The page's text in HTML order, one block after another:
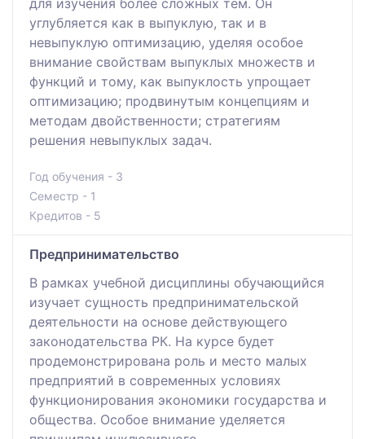
углубляется как в выпуклую, так и в
невыпуклую оптимизацию, уделяя особое
внимание свойствам выпуклых множеств и
функций и тому, как выпуклость упрощает
оптимизацию; продвинутым концепциям и
методам двойственности; стратегиям
решения невыпуклых задач.
Год обучения - 3
Семестр - 1
Кредитов - 5
Предпринимательство
В рамках учебной дисциплины обучающийся
изучает сущность предпринимательской
деятельности на основе действующего
законодательства РК. На курсе будет
продемонстрирована роль и место малых
предприятий в современных условиях
функционирования экономики государства и
общества. Особое внимание уделяется